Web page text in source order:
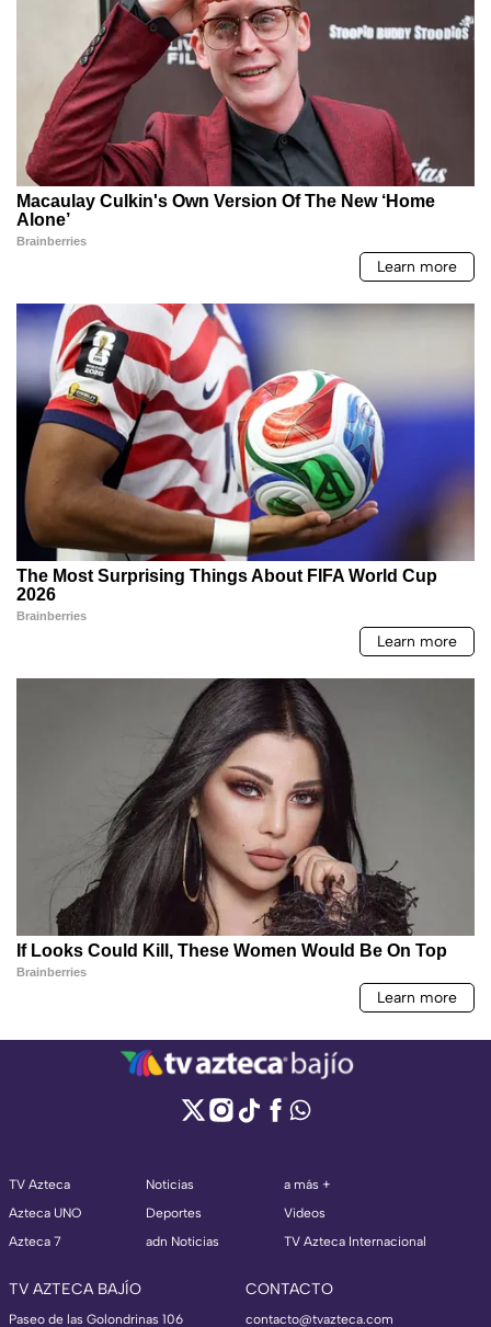
TV Azteca
Azteca UNO
Azteca 7
Noticias
Deportes
adn Noticias
a más +
Videos
TV Azteca Internacional
TV AZTECA BAJÍO
Paseo de las Golondrinas 106
CONTACTO
contacto@tvazteca.com